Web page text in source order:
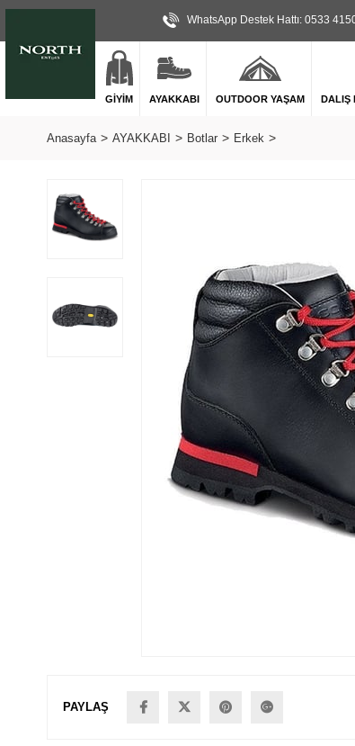
WhatsApp Destek Hattı: 0533
GİYİM AYAKKABI OUTDOOR YAŞAM DALIŞ
Anasayfa AYAKKABI Botlar Erkek
PAYLAŞ